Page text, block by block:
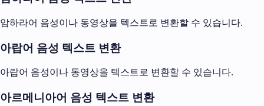
암하라어 음성이나 동영상을 텍스트로 변환할 수 있습니다.
아랍어 음성 텍스트 변환
아랍어 음성이나 동영상을 텍스트로 변환할 수 있습니다.
아르메니아어 음성 텍스트 변환